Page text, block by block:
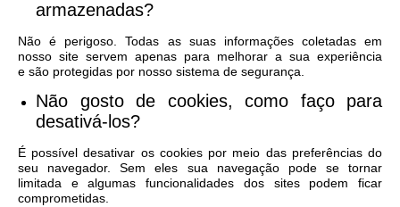
armazenadas?
Não é perigoso. Todas as suas informações coletadas em
nosso site servem apenas para melhorar a sua experiência
e são protegidas por nosso sistema de segurança.
Não gosto de cookies, como faço para
desativá-los?
É possível desativar os cookies por meio das preferências do
seu navegador. Sem eles sua navegação pode se tornar
limitada e algumas funcionalidades dos sites podem ficar
comprometidas.